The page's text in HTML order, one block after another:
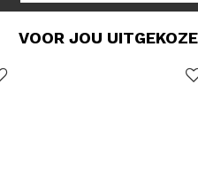
VOOR JOU